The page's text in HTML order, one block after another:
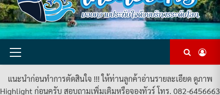
ท็อป
ทัวร์
Primary
แนะนำก่อนทำการตัดสินใจ !!! ให้ท่านลูกค้าอ่านรายละเอียด ดูภาพ
Highlight ก่อนครับ สอบถามเพิ่มเติมหรือจองทัวร์ โทร. 082-6456663